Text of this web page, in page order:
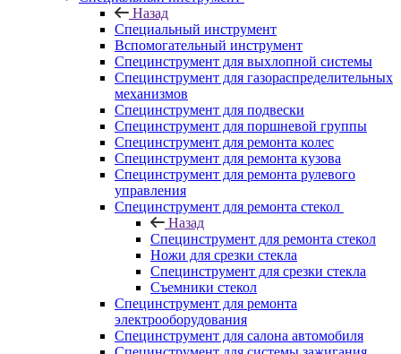
Назад
Специальный инструмент
Вспомогательный инструмент
Специнструмент для выхлопной системы
Специнструмент для газораспределительных
механизмов
Специнструмент для подвески
Специнструмент для поршневой группы
Специнструмент для ремонта колес
Специнструмент для ремонта кузова
Специнструмент для ремонта рулевого
управления
Специнструмент для ремонта стекол
Назад
Специнструмент для ремонта стекол
Ножи для срезки стекла
Специнструмент для срезки стекла
Съемники стекол
Специнструмент для ремонта
электрооборудования
Специнструмент для салона автомобиля